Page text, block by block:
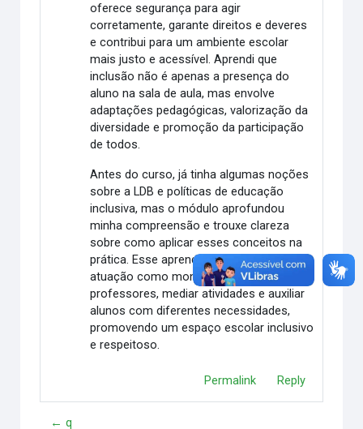
oferece segurança para agir
corretamente, garante direitos e deveres
e contribui para um ambiente escolar
mais justo e acessível. Aprendi que
inclusão não é apenas a presença do
aluno na sala de aula, mas envolve
adaptações pedagógicas, valorização da
diversidade e promoção da participação
de todos.
Antes do curso, já tinha algumas noções
sobre a LDB e políticas de educação
inclusiva, mas o módulo aprofundou
minha compreensão e trouxe clareza
sobre como aplicar esses conceitos na
prática. Esse aprendizado fortalece minha
atuação como monitor, ajudando a apoiar
professores, mediar atividades e auxiliar
alunos com diferentes necessidades,
promovendo um espaço escolar inclusivo
e respeitoso.
Permalink Reply
← q